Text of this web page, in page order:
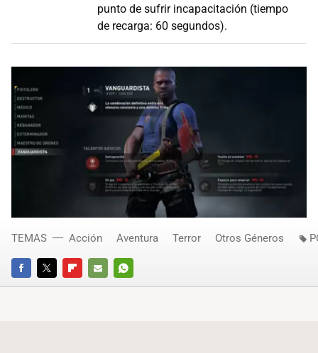
punto de sufrir incapacitación (tiempo
de recarga: 60 segundos).
FACEBOOKTWITTERFLIPBOARD
E-
WHATSAPP
TEMAS Acción Aventura Terror Otros Géneros